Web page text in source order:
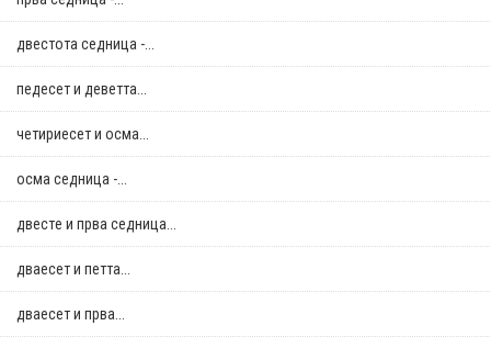
двестота седница -...
педесет и деветта...
четириесет и осма...
осма седница -...
двестe и прва седница...
дваесет и петта...
дваесет и прва...